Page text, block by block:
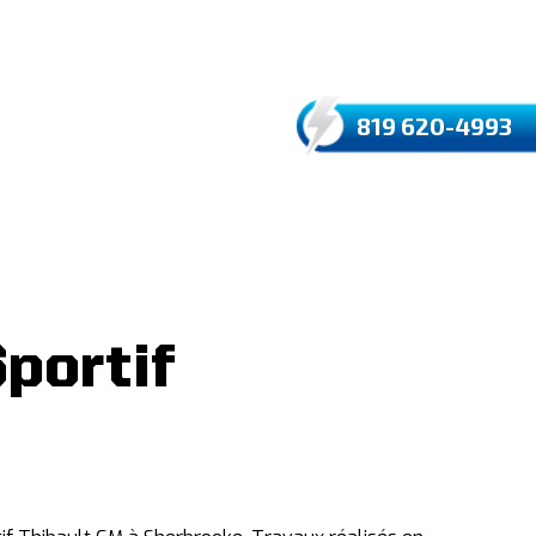
819 620-4993